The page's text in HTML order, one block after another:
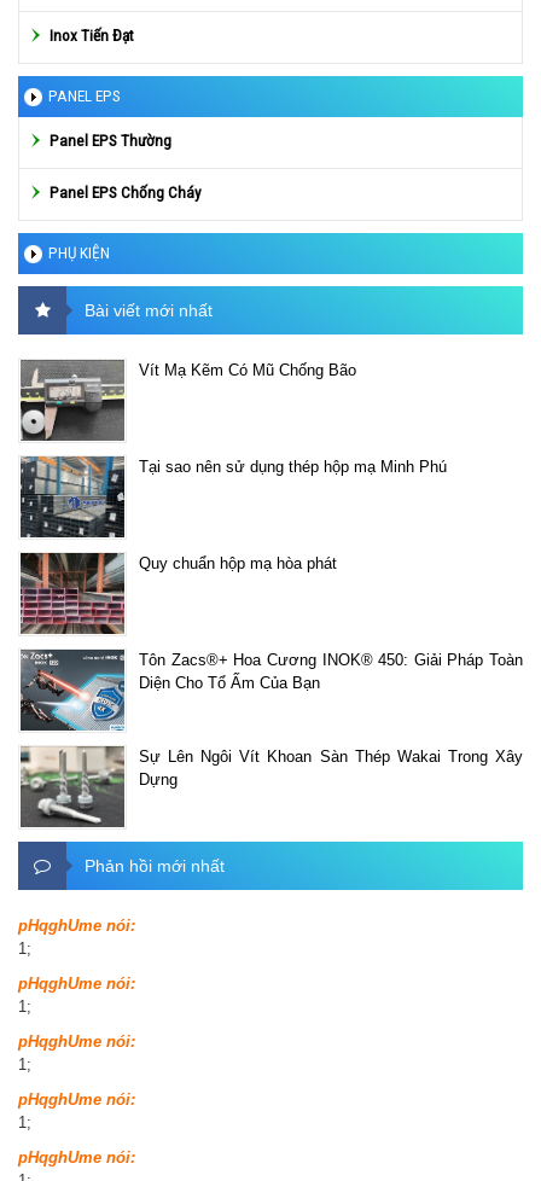
Inox Tiến Đạt
PANEL EPS
Panel EPS Thường
Panel EPS Chống Cháy
PHỤ KIỆN
Bài viết mới nhất
Vít Mạ Kẽm Có Mũ Chống Bão
Tại sao nên sử dụng thép hộp mạ Minh Phú
Quy chuẩn hộp mạ hòa phát
Tôn Zacs®+ Hoa Cương INOK® 450: Giải Pháp Toàn
Diện Cho Tổ Ấm Của Bạn
Sự Lên Ngôi Vít Khoan Sàn Thép Wakai Trong Xây
Dựng
Phản hồi mới nhất
pHqghUme nói:
1;
pHqghUme nói:
1;
pHqghUme nói:
1;
pHqghUme nói:
1;
pHqghUme nói: